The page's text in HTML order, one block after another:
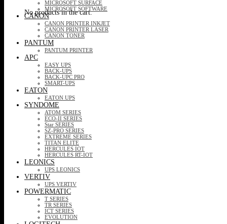
No products in the cart.
MICROSOFT SURFACE
MICROSOFT SOFTWARE
CANON
CANON PRINTER INKJET
CANON PRINTER LASER
CANON TONER
PANTUM
PANTUM PRINTER
APC
EASY UPS
BACK-UPS
BACK-UPC PRO
SMART-UPS
EATON
EATON UPS
SYNDOME
ATOM SERIES
ECO-II SERIES
Star SERIES
SZ-PRO SERIES
EXTREME SERIES
TITAN ELITE
HERCULES IOT
HERCULES RT-IOT
LEONICS
UPS LEONICS
VERTIV
UPS VERTIV
POWERMATIC
T SERIES
TR SERIES
ICT SERIES
EVOLUTION